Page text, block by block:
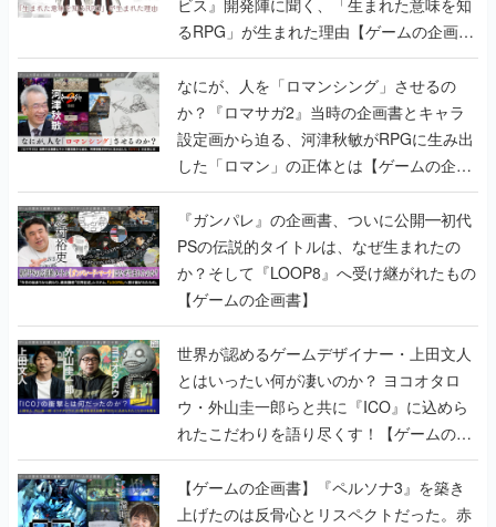
ビス』開発陣に聞く、「生まれた意味を知
るRPG」が生まれた理由【ゲームの企画
書】
なにが、人を「ロマンシング」させるの
か？『ロマサガ2』当時の企画書とキャラ
設定画から迫る、河津秋敏がRPGに生み出
した「ロマン」の正体とは【ゲームの企画
書】
『ガンパレ』の企画書、ついに公開━初代
PSの伝説的タイトルは、なぜ生まれたの
か？そして『LOOP8』へ受け継がれたもの
【ゲームの企画書】
世界が認めるゲームデザイナー・上田文人
とはいったい何が凄いのか？ ヨコオタロ
ウ・外山圭一郎らと共に『ICO』に込めら
れたこだわりを語り尽くす！【ゲームの企
画書】
【ゲームの企画書】『ペルソナ3』を築き
上げたのは反骨心とリスペクトだった。赤